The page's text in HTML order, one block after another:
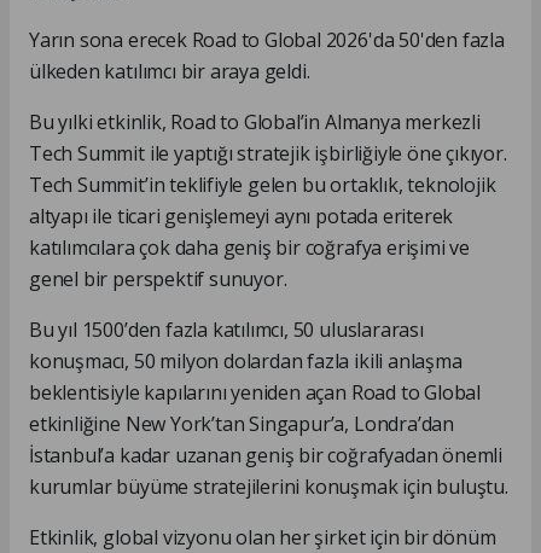
Yarın sona erecek Road to Global 2026'da 50'den fazla
ülkeden katılımcı bir araya geldi.
Bu yılki etkinlik, Road to Global’in Almanya merkezli
Tech Summit ile yaptığı stratejik işbirliğiyle öne çıkıyor.
Tech Summit’in teklifiyle gelen bu ortaklık, teknolojik
altyapı ile ticari genişlemeyi aynı potada eriterek
katılımcılara çok daha geniş bir coğrafya erişimi ve
genel bir perspektif sunuyor.
Bu yıl 1500’den fazla katılımcı, 50 uluslararası
konuşmacı, 50 milyon dolardan fazla ikili anlaşma
beklentisiyle kapılarını yeniden açan Road to Global
etkinliğine New York’tan Singapur’a, Londra’dan
İstanbul’a kadar uzanan geniş bir coğrafyadan önemli
kurumlar büyüme stratejilerini konuşmak için buluştu.
Etkinlik, global vizyonu olan her şirket için bir dönüm